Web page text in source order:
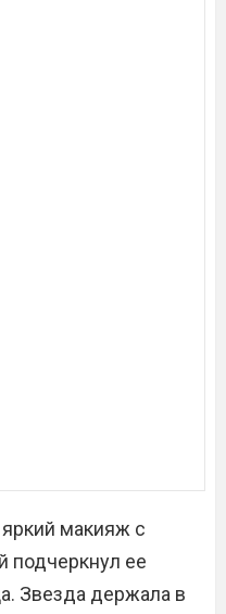
макияж с
подчеркнул ее
Звезда держала в